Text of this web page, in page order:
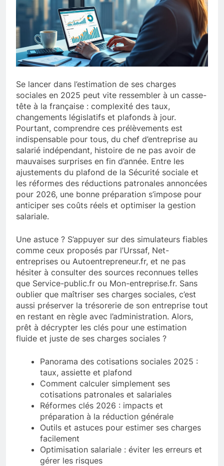
Se lancer dans l’estimation de ses charges
sociales en 2025 peut vite ressembler à un casse-
tête à la française : complexité des taux,
changements législatifs et plafonds à jour.
Pourtant, comprendre ces prélèvements est
indispensable pour tous, du chef d’entreprise au
salarié indépendant, histoire de ne pas avoir de
mauvaises surprises en fin d’année. Entre les
ajustements du plafond de la Sécurité sociale et
les réformes des réductions patronales annoncées
pour 2026, une bonne préparation s’impose pour
anticiper ses coûts réels et optimiser la gestion
salariale.
Une astuce ? S’appuyer sur des simulateurs fiables
comme ceux proposés par l’Urssaf, Net-
entreprises ou Autoentrepreneur.fr, et ne pas
hésiter à consulter des sources reconnues telles
que Service-public.fr ou Mon-entreprise.fr. Sans
oublier que maîtriser ses charges sociales, c’est
aussi préserver la trésorerie de son entreprise tout
en restant en règle avec l’administration. Alors,
prêt à décrypter les clés pour une estimation
fluide et juste de ses charges sociales ?
Panorama des cotisations sociales 2025 :
taux, assiette et plafond
Comment calculer simplement ses
cotisations patronales et salariales
Réformes clés 2026 : impacts et
préparation à la réduction générale
Outils et astuces pour estimer ses charges
facilement
Optimisation salariale : éviter les erreurs et
gérer les risques